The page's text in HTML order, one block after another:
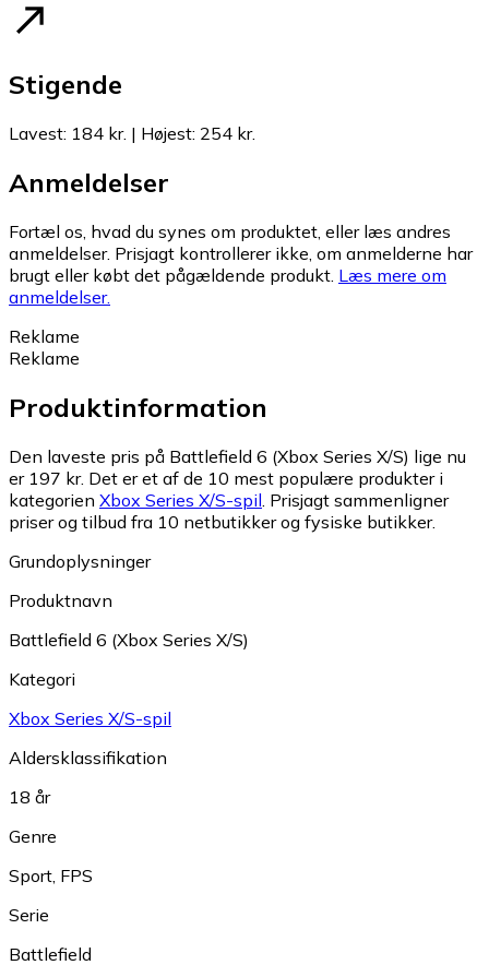
Stigende
Lavest: 184 kr. | Højest: 254 kr.
Anmeldelser
Fortæl os, hvad du synes om produktet, eller læs andres
anmeldelser. Prisjagt kontrollerer ikke, om anmelderne har
brugt eller købt det pågældende produkt. Læs mere om
anmeldelser.
Reklame
Reklame
Produktinformation
Den laveste pris på Battlefield 6 (Xbox Series X/S) lige nu
er 197 kr. Det er et af de 10 mest populære produkter i
kategorien Xbox Series X/S-spil Prisjagt sammenligner
priser og tilbud fra 10 netbutikker og fysiske butikker.
Grundoplysninger
Produktnavn
Battlefield 6 (Xbox Series X/S)
Kategori
Xbox Series X/S-spil
Aldersklassifikation
18 år
Genre
Sport FPS
Serie
Battlefield